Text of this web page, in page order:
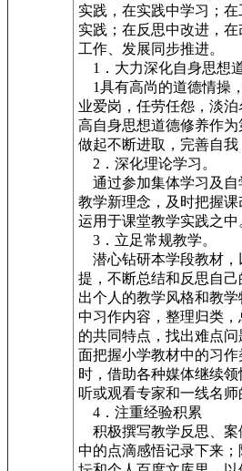
实践，在实践中学习；
实践；在反思中改进，在
工作、发展同步推进。
1．大力深化自身思想
1具有高尚的道德情操
业爱岗，任劳任怨，淡
高自身思想道德修养作
做起不断进取，完善自我
2．深化理论学习。
通过参加集体学习及自
教学新理念，及时把握
运用于课堂教学实践之中
3．立足常规教学。
潜心钻研本学段教材，
提，不断总结和反思自
出个人的教学风格和教
中习作内容，整理归类
的共同特点，找出难点
面把握小学教材中的习
时，借助各种媒体继续
听或观看专家和一线名师
4．注重经验积累
积极撰写教学反思、案
中的点滴感悟记录下来